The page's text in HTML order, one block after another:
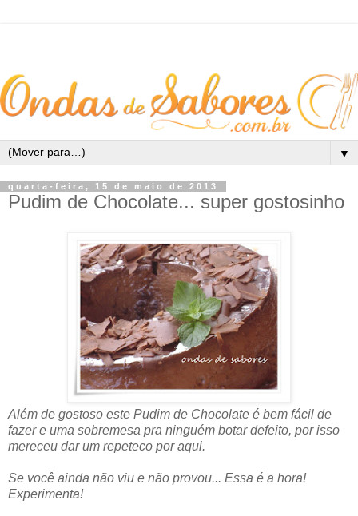
▼
quarta-feira, 15 de maio de 2013
Pudim de Chocolate... super gostosinho
Além de gostoso este Pudim de Chocolate é bem fácil de
fazer e uma sobremesa pra ninguém botar defeito, por isso
mereceu dar um repeteco por aqui.
Se você ainda não viu e não provou... Essa é a hora!
Experimenta!